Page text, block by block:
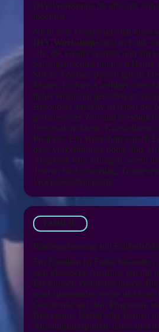
DIY-Workshops für alle, die
möchten
Nicht jede Freizeitaktivität muss
DIY-Workshops sind in Fulda
alle, die kreativ werden und am
Selbstgemachtes mit nach Hause
Solche Formate passen gut zu
Mutter-Tochter-Ausflügen oder
lieber entspannt gestalten als
Besonders attraktiv ist dabei der
gemeinsamer Zeit und
Dekoration, kleine Kunstobjekte
Projekte: Ein Workshop schafft
dass Vorkenntnisse nötig sind.
Angebote früh anfragen, wenn
Termin für Geburtstag,
Wochenendtrip plant.
FAMILIE
Kindergeburtstag mit
Für Familien ist Fulda besonders
sich klassische Ausflüge gut mit
Erlebnissen verbinden lassen. Ein
wird spannender, wenn nicht nur
Geschenke auf dem Programm
Bewegung, Rätsel oder Lernen
Anknüpfungspunkte dafür sind